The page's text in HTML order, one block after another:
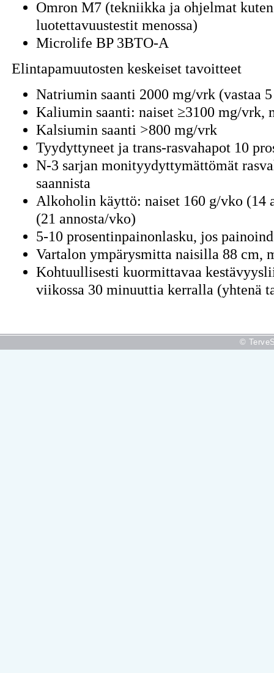
Omron M7 (tekniikka ja ohjelmat
luotettavuustestit menossa)
Microlife BP 3BTO-A
Elintapamuutosten keskeiset tavoitteet
Natriumin saanti 2000 mg/vrk (vastaa
Kaliumin saanti: naiset ≥3100 mg/vrk,
Kalsiumin saanti >800 mg/vrk
Tyydyttyneet ja trans-rasvahapot 10
N-3 sarjan monityydyttymättömät
saannista
Alkoholin käyttö: naiset 160 g/vko (14
(21 annosta/vko)
5-10 prosentinpainonlasku, jos
Vartalon ympärysmitta naisilla 88 cm,
Kohtuullisesti kuormittavaa
viikossa 30 minuuttia kerralla (yhtenä
©